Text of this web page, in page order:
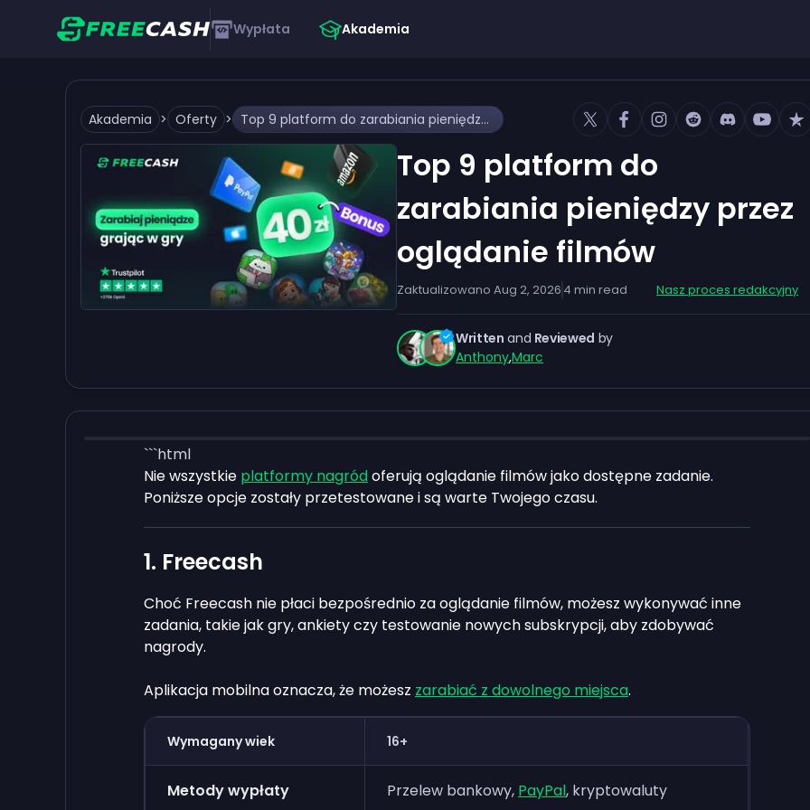
Wypłata Akademia
Akademia > Oferty > Top 9 platform do zarabiania pieniędzy przez oglądanie filmów
Top 9 platform do
zarabiania pieniędzy przez
oglądanie filmów
Zaktualizowano Aug 2, 2026 4 min read Nasz proces redakcyjny
Written and Reviewed by
Anthony,Marc
```html
Nie wszystkie platformy nagródoferują oglądanie filmów jako dostępne zadanie.
Poniższe opcje zostały przetestowane i są warte Twojego czasu.
1. Freecash
Choć Freecash nie płaci bezpośrednio za oglądanie filmów, możesz wykonywać inne
zadania, takie jak gry, ankiety czy testowanie nowych subskrypcji, aby zdobywać
nagrody.
Aplikacja mobilna oznacza, że możesz zarabiać z dowolnego miejsca.
Wymagany wiek 16+
Metody wypłaty Przelew bankowy, PayPal, kryptowaluty